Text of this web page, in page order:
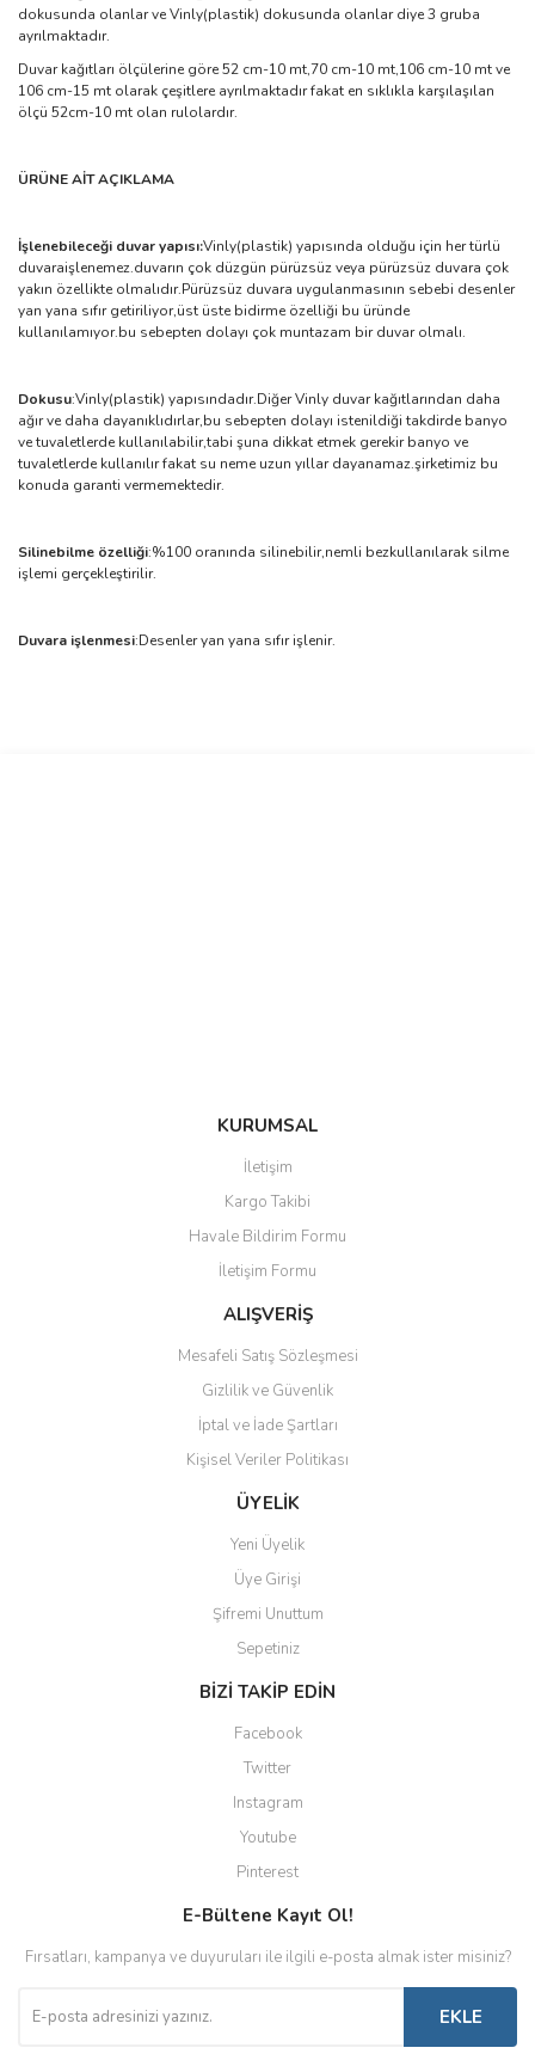
dokusunda olanlar ve Vinly(plastik) dokusunda olanlar diye 3 gruba
ayrılmaktadır.
Duvar kağıtları ölçülerine göre 52 cm-10 mt,70 cm-10 mt,106 cm-10 mt ve
106 cm-15 mt olarak çeşitlere ayrılmaktadır fakat en sıklıkla karşılaşılan
ölçü 52cm-10 mt olan rulolardır.
ÜRÜNE AİT AÇIKLAMA
İşlenebileceği duvar yapısı:Vinly(plastik) yapısında olduğu için her türlü
duvaraişlenemez.duvarın çok düzgün pürüzsüz veya pürüzsüz duvara çok
yakın özellikte olmalıdır.Pürüzsüz duvara uygulanmasının sebebi desenler
yan yana sıfır getiriliyor,üst üste bidirme özelliği bu üründe
kullanılamıyor.bu sebepten dolayı çok muntazam bir duvar olmalı.
Dokusu:Vinly(plastik) yapısındadır.Diğer Vinly duvar kağıtlarından daha
ağır ve daha dayanıklıdırlar,bu sebepten dolayı istenildiği takdirde banyo
ve tuvaletlerde kullanılabilir,tabi şuna dikkat etmek gerekir banyo ve
tuvaletlerde kullanılır fakat su neme uzun yıllar dayanamaz.şirketimiz bu
konuda garanti vermemektedir.
Silinebilme özelliği:%100 oranında silinebilir,nemli bezkullanılarak silme
işlemi gerçekleştirilir.
Duvara işlenmesi:Desenler yan yana sıfır işlenir.
Gönder
KURUMSAL
İletişim
Kargo Takibi
Havale Bildirim Formu
İletişim Formu
ALIŞVERİŞ
Mesafeli Satış Sözleşmesi
Gizlilik ve Güvenlik
İptal ve İade Şartları
Kişisel Veriler Politikası
ÜYELİK
Yeni Üyelik
Üye Girişi
Şifremi Unuttum
Sepetiniz
BİZİ TAKİP EDİN
Facebook
Twitter
Instagram
Youtube
Pinterest
E-Bültene Kayıt Ol!
Fırsatları, kampanya ve duyuruları ile ilgili e-posta almak ister misiniz?
EKLE